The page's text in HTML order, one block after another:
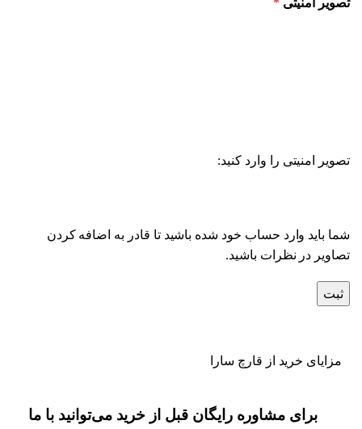
تصویر امنیتی *
تصویر امنیتی را وارد کنید:
شما باید وارد حساب خود شده باشید تا قادر به اضافه کردن
تصاویر در نظرات باشید.
مزایای خرید از قارچ سارا
برای مشاوره رایگان قبل از خرید می‌توانید با ما